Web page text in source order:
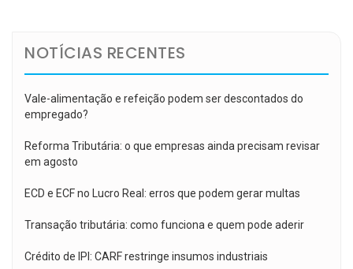
NOTÍCIAS RECENTES
Vale-alimentação e refeição podem ser descontados do
empregado?
Reforma Tributária: o que empresas ainda precisam revisar
em agosto
ECD e ECF no Lucro Real: erros que podem gerar multas
Transação tributária: como funciona e quem pode aderir
Crédito de IPI: CARF restringe insumos industriais